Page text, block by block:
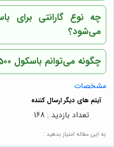
می‌شود؟
چگونه می‌توانم باسکول 500 کیلویی را تمیز کنم؟
مشخصات
به این مقاله امتیاز بدهید :
تعداد بازدید : 168